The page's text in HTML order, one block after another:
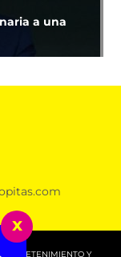
a una
ENTRETENIMIENTO Y
x